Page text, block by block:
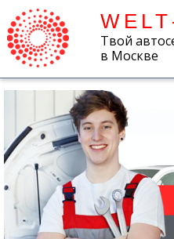
W E L T
Твой
в Москве